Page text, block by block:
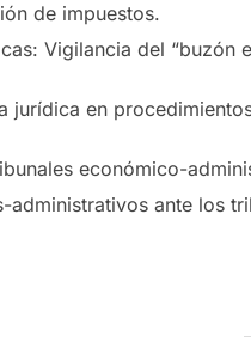
de impuestos.
Vigilancia del “buzón
jurídica en
económico-
administrativos ante los